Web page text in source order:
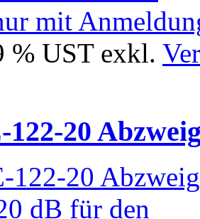
mit
% UST exkl.
20